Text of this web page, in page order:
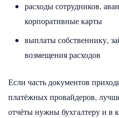
расходы сотрудников,
корпоративные карты
выплаты собственнику,
возмещения расходов
Если часть документов
платёжных провайдеров,
отчёты нужны бухгалтеру и в